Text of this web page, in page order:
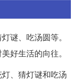
谜、吃汤圆等。
好生活的向往。
、猜灯谜和吃汤